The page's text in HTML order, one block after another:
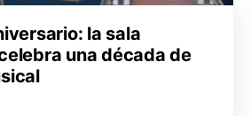
la sala
una década de